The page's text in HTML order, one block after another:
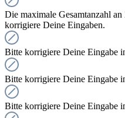
Die maximale Gesamtanzahl
korrigiere Deine Eingaben.
Bitte korrigiere Deine Eingabe
Bitte korrigiere Deine Eingabe
Bitte korrigiere Deine Eingabe